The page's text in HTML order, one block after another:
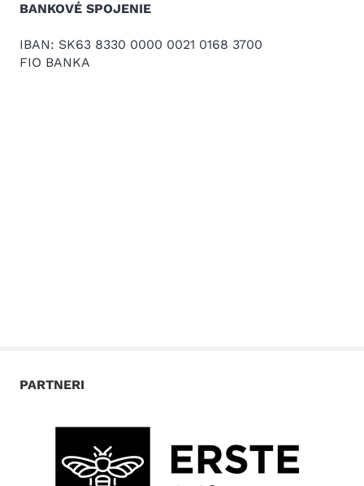
BANKOVÉ SPOJENIE
IBAN: SK63 8330 0000 0021 0168 3700
FIO BANKA
PARTNERI